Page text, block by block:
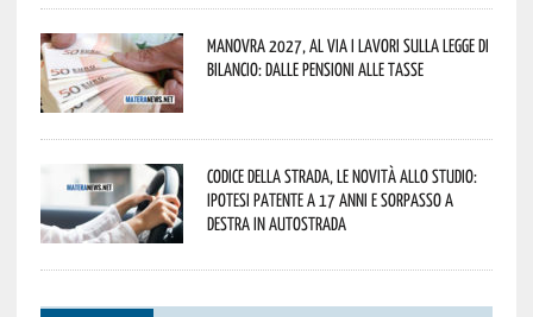
Manovra 2027, al via i lavori sulla Legge di
Bilancio: dalle pensioni alle tasse
Codice della strada, le novità allo studio:
ipotesi patente a 17 anni e sorpasso a
destra in autostrada